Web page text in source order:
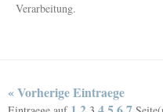
Verarbeitung.
« Vorherige Eintraege